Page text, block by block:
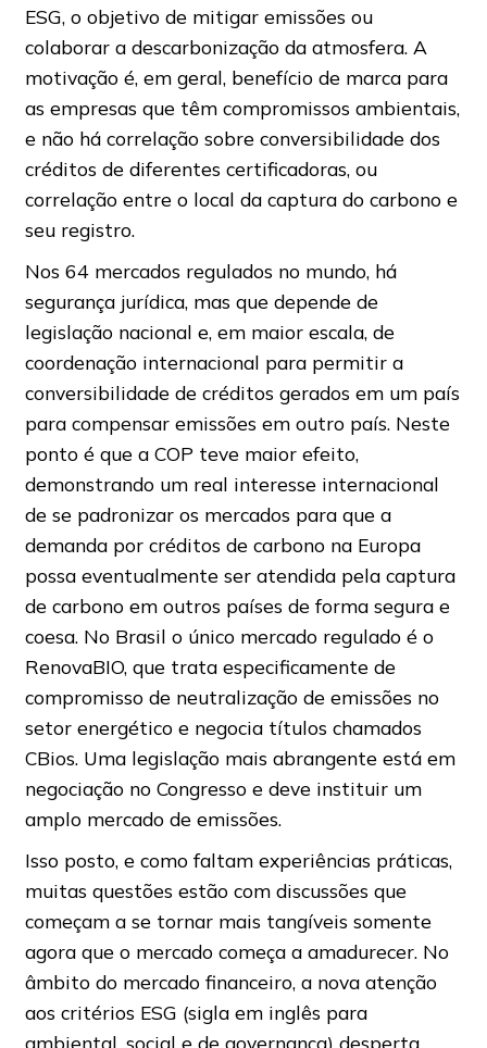
ESG, o objetivo de mitigar emissões ou
colaborar a descarbonização da atmosfera. A
motivação é, em geral, benefício de marca para
as empresas que têm compromissos ambientais,
e não há correlação sobre conversibilidade dos
créditos de diferentes certificadoras, ou
correlação entre o local da captura do carbono e
seu registro.
Nos 64 mercados regulados no mundo, há
segurança jurídica, mas que depende de
legislação nacional e, em maior escala, de
coordenação internacional para permitir a
conversibilidade de créditos gerados em um país
para compensar emissões em outro país. Neste
ponto é que a COP teve maior efeito,
demonstrando um real interesse internacional
de se padronizar os mercados para que a
demanda por créditos de carbono na Europa
possa eventualmente ser atendida pela captura
de carbono em outros países de forma segura e
coesa. No Brasil o único mercado regulado é o
RenovaBIO, que trata especificamente de
compromisso de neutralização de emissões no
setor energético e negocia títulos chamados
CBios. Uma legislação mais abrangente está em
negociação no Congresso e deve instituir um
amplo mercado de emissões.
Isso posto, e como faltam experiências práticas,
muitas questões estão com discussões que
começam a se tornar mais tangíveis somente
agora que o mercado começa a amadurecer. No
âmbito do mercado financeiro, a nova atenção
aos critérios ESG (sigla em inglês para
ambiental, social e de governança) desperta